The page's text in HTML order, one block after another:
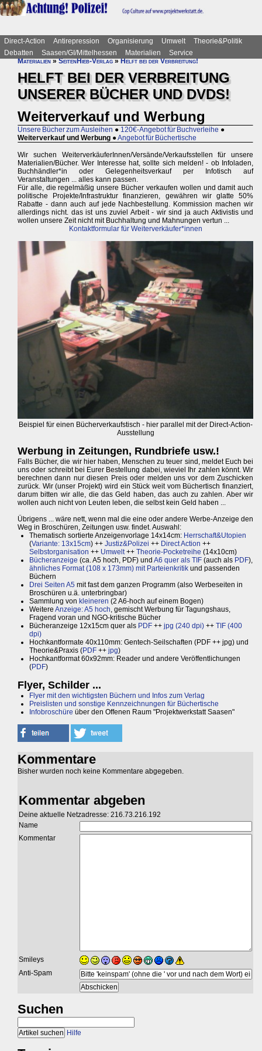
Direct-Action Antirepression Organisierung Umwelt
Theorie&Politik
Debatten
Saasen/GI/Mittelhessen Materialien
Service
Materialien»SeitenHieb-Verlag»Helft bei der Verbreitung!
HELFT BEI DER VERBREITUNG
UNSERER BÜCHER UND DVDS!
Weiterverkauf und Werbung
Unsere Bücher zum Ausleihen ● 120€-Angebot für Buchverleihe ●
Weiterverkauf und Werbung ●Angebot für Büchertische
Wir suchen WeiterverkäuferInnen/Versände/Verkaufsstellen für unsere
Materialien/Bücher. Wer Interesse hat, sollte sich melden! - ob Infoladen,
Buchhändler*in oder Gelegenheitsverkauf per Infotisch auf
Veranstaltungen ... alles kann passen.
Für alle, die regelmäßig unsere Bücher verkaufen wollen und damit auch
politische Projekte/Infrastruktur finanzieren, gewähren wir glatte 50%
Rabatte - dann auch auf jede Nachbestellung. Kommission machen wir
allerdings nicht. das ist uns zuviel Arbeit - wir sind ja auch Aktivistis und
wollen unsere Zeit nicht mit Buchhaltung und Mahnungen vertun ...
Kontaktformular für Weiterverkäufer*innen
Beispiel für einen Bücherverkaufstisch - hier parallel mit der Direct-Action-
Ausstellung
Werbung in Zeitungen, Rundbriefe usw.!
Falls Bücher, die wir hier haben, Menschen zu teuer sind, meldet Euch bei
uns oder schreibt bei Eurer Bestellung dabei, wieviel Ihr zahlen könnt. Wir
berechnen dann nur diesen Preis oder melden uns vor dem Zuschicken
zurück. Wir (unser Projekt) wird ein Stück weit vom Büchertisch finanziert,
darum bitten wir alle, die das Geld haben, das auch zu zahlen. Aber wir
wollen auch nicht von Leuten leben, die selbst kein Geld haben ...
Übrigens ... wäre nett, wenn mal die eine oder andere Werbe-Anzeige den
Weg in Broschüren, Zeitungen usw. findet. Auswahl:
Thematisch sortierte Anzeigenvorlage 14x14cm: Herrschaft&Utopien
(Variante: 13x15cm) ++ Justiz&Polizei ++ Direct Action ++
Selbstorganisation ++ Umwelt++ Theorie-Pocketreihe (14x10cm)
Bücheranzeige (ca. A5 hoch, PDF) und A6 quer als TIF (auch als PDF),
ähnliches Format (108 x 173mm) mit Parteienkritik und passenden
Büchern
Drei Seiten A5 mit fast dem ganzen Programm (also Werbeseiten in
Broschüren u.ä. unterbringbar)
Sammlung von kleineren (2 A6-hoch auf einem Bogen)
Weitere Anzeige: A5 hoch , gemischt Werbung für Tagungshaus,
Fragend voran und NGO-kritische Bücher
Bücheranzeige 12x15cm quer als PDF ++ jpg (240 dpi) ++ TIF (400
dpi)
Hochkantformate 40x110mm: Gentech-Seilschaften (PDF ++ jpg) und
Theorie&Praxis (PDF ++ jpg)
Hochkantformat 60x92mm: Reader und andere Veröffentlichungen
(PDF)
Flyer, Schilder ...
Flyer mit den wichtigsten Büchern und Infos zum Verlag
Preislisten und sonstige Kennzeichnungen für Büchertische
Infobroschüre über den Offenen Raum "Projektwerkstatt Saasen"
Kommentare
Bisher wurden noch keine Kommentare abgegeben.
Kommentar abgeben
Deine aktuelle Netzadresse: 216.73.216.192
Name
Kommentar
Smileys
Anti-Spam
Suchen
Hilfe